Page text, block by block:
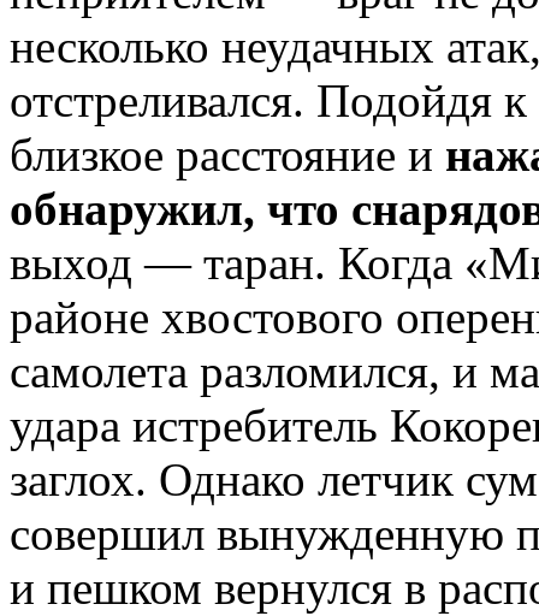
несколько неудачных
отстреливался. Подойдя
близкое расстояние и
обнаружил, что
выход — таран. Когда
районе хвостового
самолета разломился, и
удара истребитель
заглох. Однако летчик
совершил вынужденную
и пешком вернулся в